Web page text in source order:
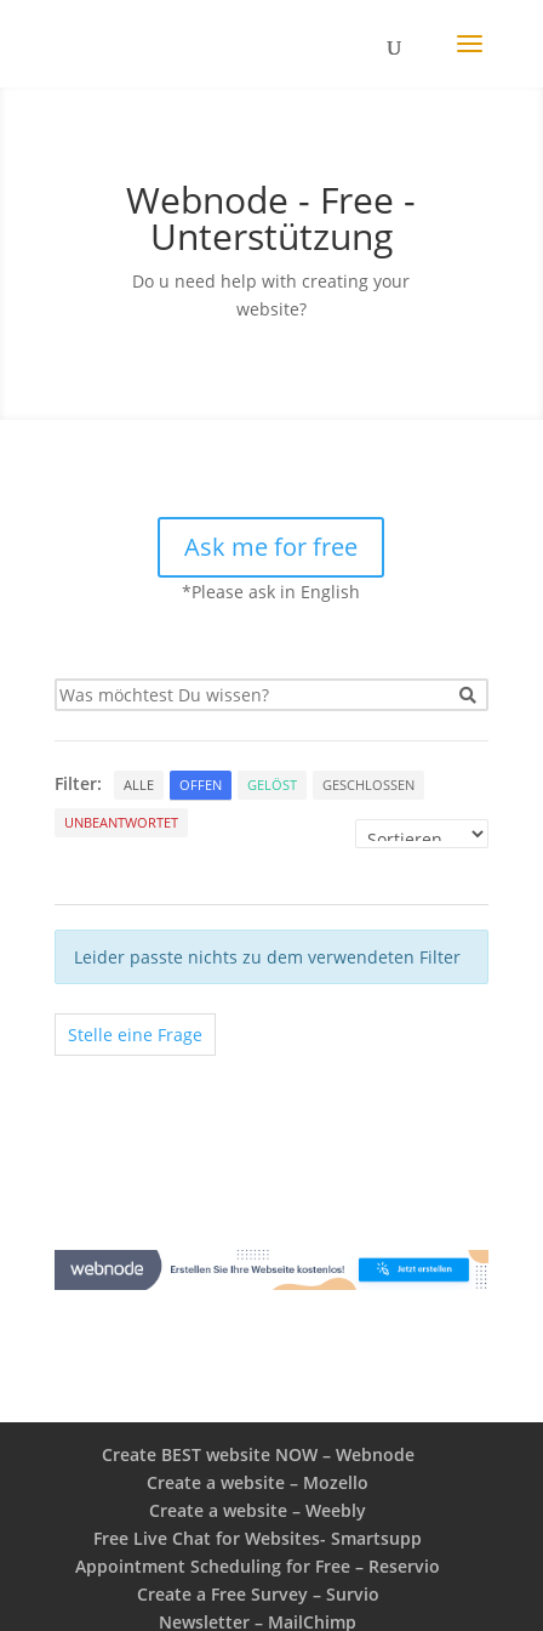
Webnode - Free -
Unterstützung
Do u need help with creating your
website?
Ask me for free
*Please ask in English
Filter: ALLE OFFEN GELÖST GESCHLOSSEN
UNBEANTWORTET
Leider passte nichts zu dem verwendeten Filter
Stelle eine Frage
Create BEST website NOW – Webnode
Create a website – Mozello
Create a website – Weebly
Free Live Chat for Websites- Smartsupp
Appointment Scheduling for Free – Reservio
Create a Free Survey – Survio
Newsletter – MailChimp